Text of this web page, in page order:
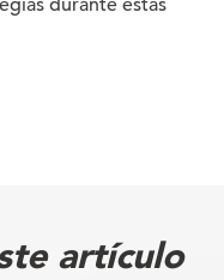
durante estas
artículo